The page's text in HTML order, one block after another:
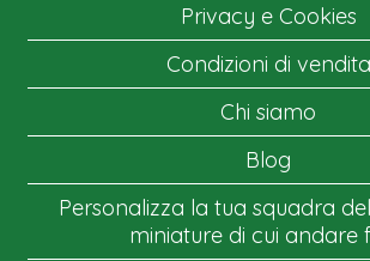
Privacy e Cookies
Condizioni di vendita
Chi siamo
Blog
Personalizza la tua squadra
miniature di cui andare